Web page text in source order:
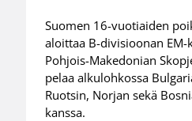
Suomen 16-vuotiaiden
aloittaa B-divisioonan
Pohjois-Makedonian
pelaa alkulohkossa
Ruotsin, Norjan sekä
kanssa.